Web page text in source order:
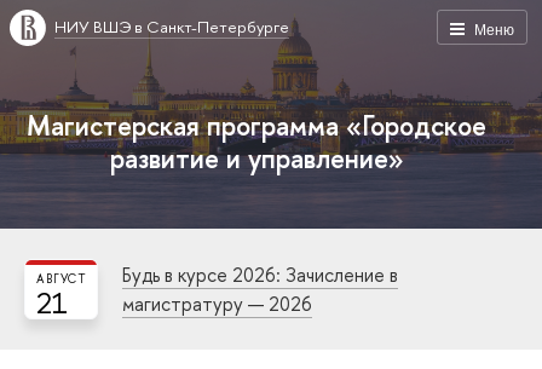
Меню
НИУ ВШЭ в Санкт-Петербурге
Магистерская программа «Городское
развитие и управление»
21
АВГУСТ
Будь в курсе 2026: Зачисление в
магистратуру — 2026